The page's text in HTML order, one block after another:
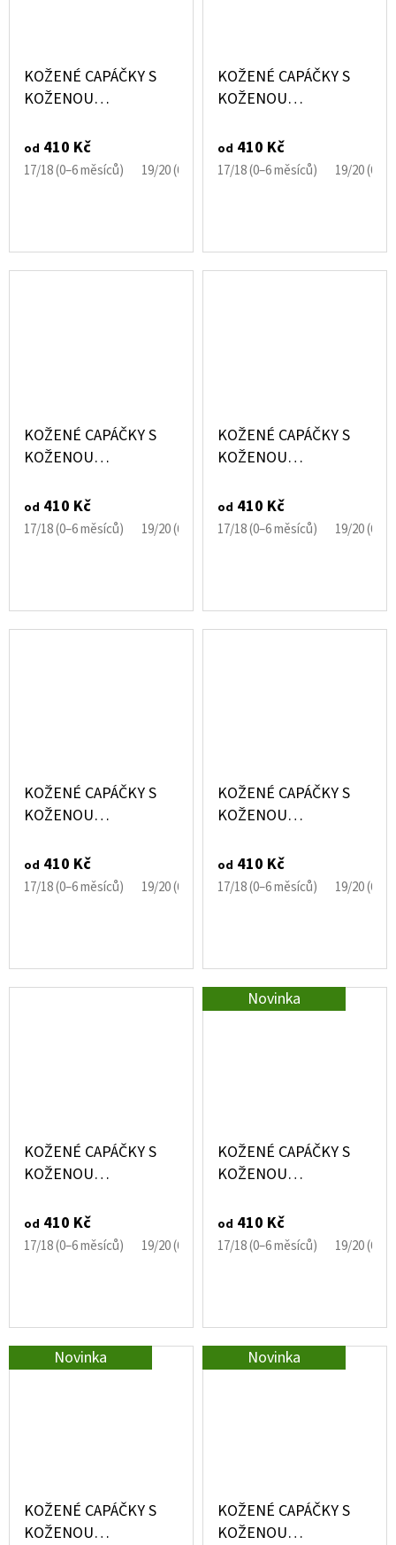
KOŽENÉ CAPÁČKY S
KOŽENOU
MEDVÍDEK EBOOBA
od 410 Kč
17/18 (0–6 měsíců) 19/20 (6–12 měsíců) 21/22 (12–18 měsíců)
KOŽENÉ CAPÁČKY S
KOŽENOU
BÍLÁ EBOOBA
od 410 Kč
17/18 (0–6 měsíců) 19/20
KOŽENÉ CAPÁČKY S
KOŽENOU
ČERNÁ EBOOBA
od 410 Kč
17/18 (0–6 měsíců) 19/20 (6–12 měsíců) 21/22 (12–18 měsíců)
KOŽENÉ CAPÁČKY S
KOŽENOU
SVĚTLÁ EBOOBA
od 410 Kč
17/18 (0–6 měsíců) 19/20
KOŽENÉ CAPÁČKY S
KOŽENOU
EBOOBA
od 410 Kč
17/18 (0–6 měsíců) 19/20 (6–12 měsíců) 21/22 (12–18 měsíců)
KOŽENÉ CAPÁČKY S
KOŽENOU
CORGI EBOOBA
od 410 Kč
17/18 (0–6 měsíců) 19/20
KOŽENÉ CAPÁČKY S
KOŽENOU
EBOOBA
od 410 Kč
17/18 (0–6 měsíců) 19/20 (6–12 měsíců) 21/22 (12–18 měsíců)
Novinka
KOŽENÉ CAPÁČKY S
KOŽENOU
PERFOROVANÉ ČERNÉ
EBOOBA
od 410 Kč
17/18 (0–6 měsíců) 19/20
Novinka
KOŽENÉ CAPÁČKY S
KOŽENOU
Novinka
KOŽENÉ CAPÁČKY S
KOŽENOU